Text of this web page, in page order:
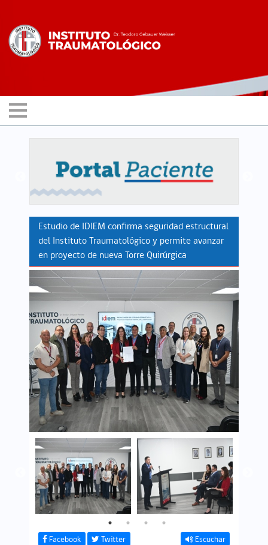
Estudio de IDIEM confirma seguridad estructural
del Instituto Traumatológico y permite avanzar
en proyecto de nueva Torre Quirúrgica
Facebook Twitter
Escuchar